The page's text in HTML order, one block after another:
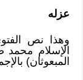
عزله
وهذا نص
الإسلام محمد
المبعوثان)